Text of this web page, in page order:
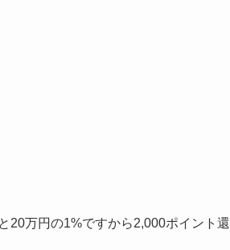
20万円の1%ですから2,000ポイント還